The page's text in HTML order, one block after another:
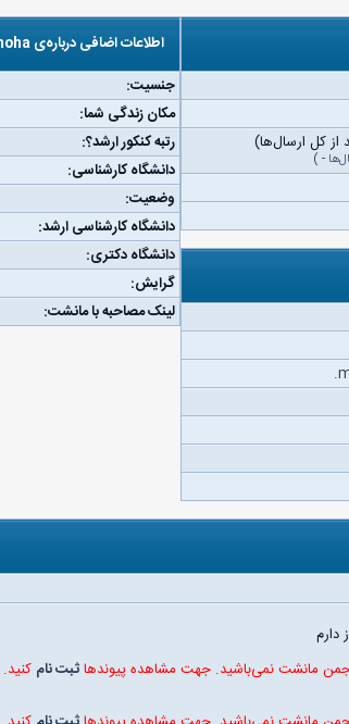
-
)
اطلاعات اضافی درباره‌ی moha
جنسیت:
مکان زندگی شما:
رتبه کنکور ارشد؟:
دانشگاه کارشناسی:
وضعیت:
دانشگاه کارشناسی ارشد:
دانشگاه دکتری:
گرایش:
لینک مصاحبه با مانشت:
دارم
مانشت نمی‌باشید. جهت مشاهده پیوندهاثبت نام کنید.